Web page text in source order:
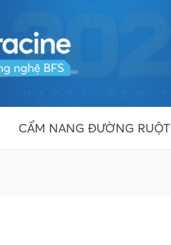
CẨM NANG ĐƯỜNG RUỘT